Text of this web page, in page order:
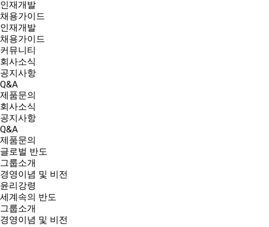
인재개발
채용가이드
인재개발
채용가이드
커뮤니티
회사소식
공지사항
Q&A
제품문의
회사소식
공지사항
Q&A
제품문의
글로벌 반도
그룹소개
경영이념 및 비전
윤리강령
세계속의 반도
그룹소개
경영이념 및 비전